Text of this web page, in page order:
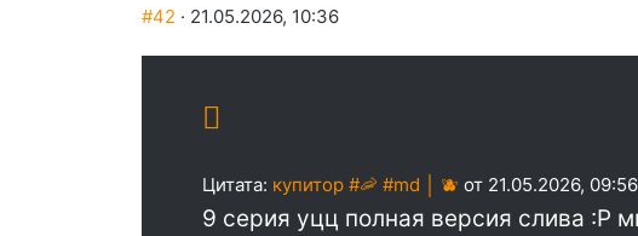
#42 · 21.05.2026, 10:36
Цитата: купитор #🦐 #md │ 🫐 от 21.05.2026, 09:56
9 серия уцц полная версия слива :Р